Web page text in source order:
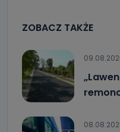
ZOBACZ TAKŻE